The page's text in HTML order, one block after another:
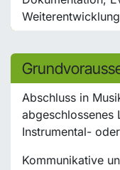
Abschluss in
abgeschlossenes
Instrumental-
Kommunikative